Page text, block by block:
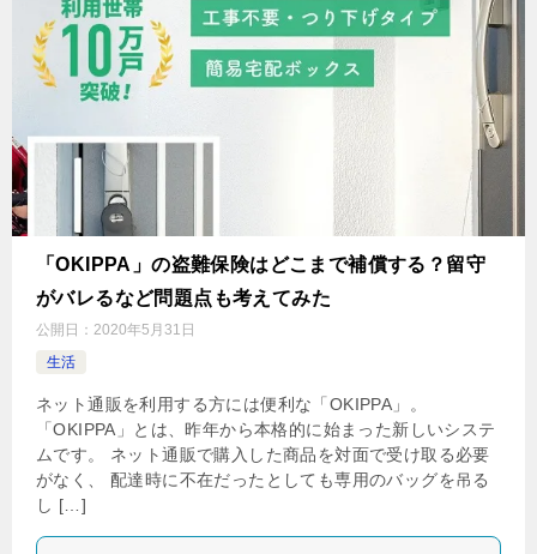
「OKIPPA」の盗難保険はどこまで補償する？留守
がバレるなど問題点も考えてみた
公開日： 2020年5月31日
生活
ネット通販を利用する方には便利な「OKIPPA」。
「OKIPPA」とは、昨年から本格的に始まった新しいシステ
ムです。 ネット通販で購入した商品を対面で受け取る必要
がなく、 配達時に不在だったとしても専用のバッグを吊る
し […]